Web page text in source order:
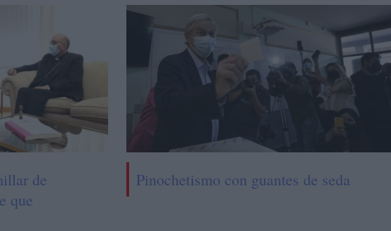
de
que
Pinochetismo con guantes de seda